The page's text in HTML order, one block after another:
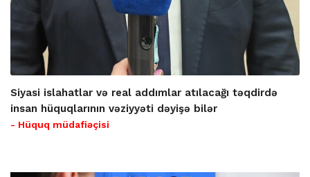
Siyasi islahatlar və real addımlar atılacağı təqdirdə
insan hüquqlarının vəziyyəti dəyişə bilər
- Hüquq müdafiəçisi